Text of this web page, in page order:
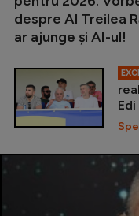
despre Al Treilea
ar ajunge și AI-ul!